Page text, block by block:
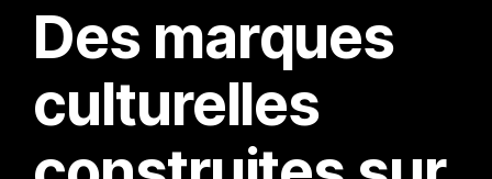
Des marques
culturelles